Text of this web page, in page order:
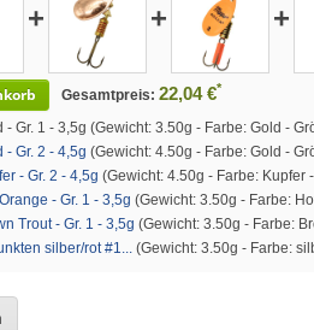
+ + +
Gesamtpreis: 22,04 €*
Gr. 1 - 3,5g (Gewicht: 3.50g - Farbe: Gold -
- Gr. 2 - 4,5g (Gewicht: 4.50g - Farbe: Gold -
- Gr. 2 - 4,5g (Gewicht: 4.50g - Farbe: Kupfer
- Gr. 1 - 3,5g (Gewicht: 3.50g - Farbe:
Trout - Gr. 1 - 3,5g (Gewicht: 3.50g - Farbe:
silber/rot #1... (Gewicht: 3.50g - Farbe: